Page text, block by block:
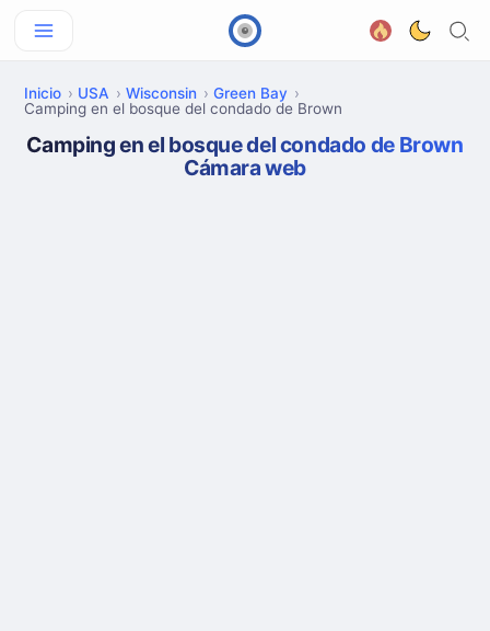
Inicio USA Wisconsin
Green Bay
Camping en el bosque del condado de Brown
Camping en el bosque del condado de Brown
Cámara web